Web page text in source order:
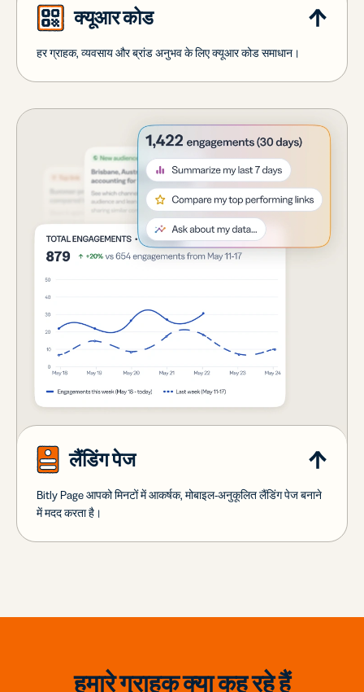
क्यूआर कोड
हर ग्राहक, व्यवसाय और ब्रांड अनुभव के लिए क्यूआर कोड समाधान।
लैंडिंग पेज
Bitly Page आपको मिनटों में आकर्षक, मोबाइल-अनुकूलित लैंडिंग पेज बनाने
में मदद करता है।
हमारे ग्राहक क्या कह रहे हैं